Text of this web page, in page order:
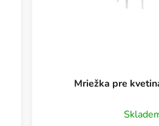
Mriežka pre